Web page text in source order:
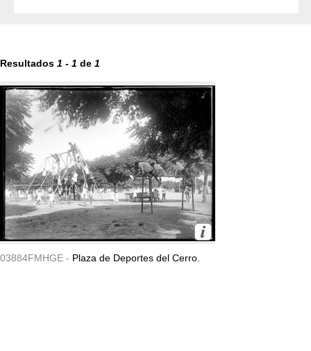
Resultados 1 - 1 de 1
03884FMHGE - Plaza de Deportes del Cerro.